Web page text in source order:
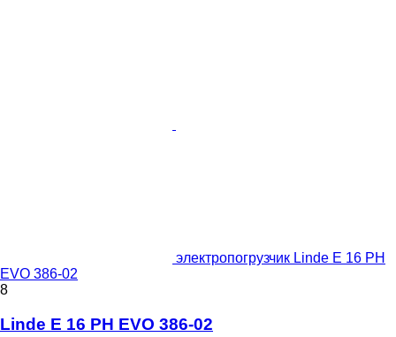
электропогрузчик Linde E 16 PH
EVO 386-02
8
Linde E 16 PH EVO 386-02